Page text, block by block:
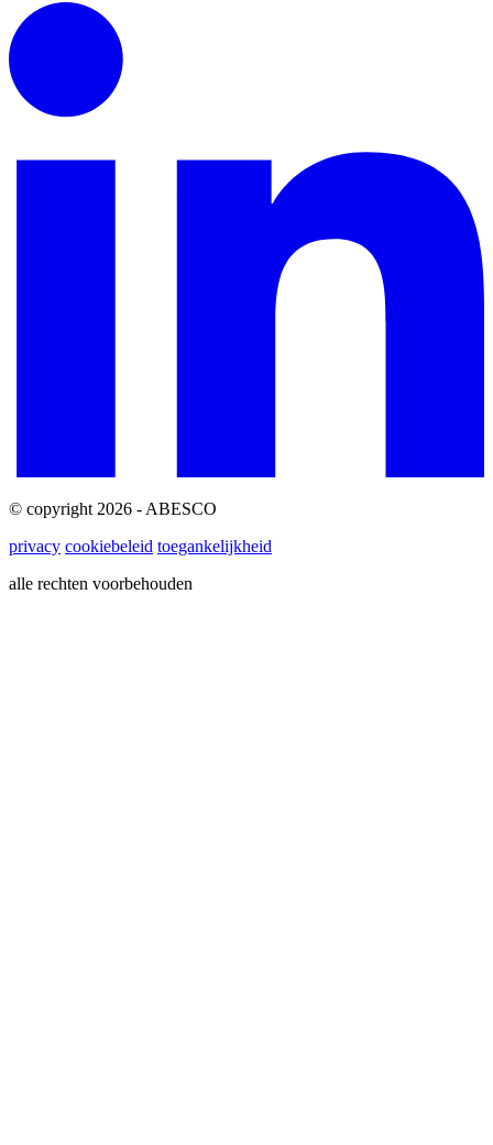
© copyright 2026 - ABESCO
privacy cookiebeleid toegankelijkheid
alle rechten voorbehouden